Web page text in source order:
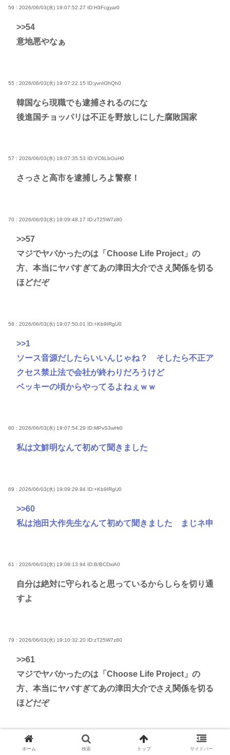
59 : 2026/06/03(水) 19:07:52.27 ID:H3Fcgyar0
>>54
意地悪やなぁ
55 : 2026/06/03(水) 19:07:22.15 ID:yvnIOhQh0
韓国なら現職でも逮捕されるのにな
後進国チョッパリは不正を野放しにした腐敗国家
57 : 2026/06/03(水) 19:07:35.53 ID:VC6LbOuH0
さっさと高市を逮捕しろよ警察！
70 : 2026/06/03(水) 19:09:48.17 ID:zT25W7z80
>>57
マジでヤバかったのは「Choose Life Project」の
方、本当にヤバすぎてあの津田大介でさえ関係を切る
ほどだぞ
58 : 2026/06/03(水) 19:07:50.01 ID:+Kb9IRgU0
>>1
ソース音源だしたらいいんじゃね？ そしたら不正ア
クセス禁止法で会社が終わりだろうけど
ベッキーの頃からやってるよねぇｗｗ
60 : 2026/06/03(水) 19:07:54.29 ID:MPvS3wHr0
私は文鮮明なんて初めて聞きました
69 : 2026/06/03(水) 19:09:29.94 ID:+Kb9IRgU0
>>60
私は池田大作先生なんて初めて聞きました まじネ申
61 : 2026/06/03(水) 19:08:13.94 ID:B/BCDxiA0
自分は絶対に守られると思っているからしらを切り通
すよ
79 : 2026/06/03(水) 19:10:32.20 ID:zT25W7z80
>>61
マジでヤバかったのは「Choose Life Project」の
方、本当にヤバすぎてあの津田大介でさえ関係を切る
ほどだぞ
ID:5iOHH5yS0
ホーム 検索 トップ サイドバー